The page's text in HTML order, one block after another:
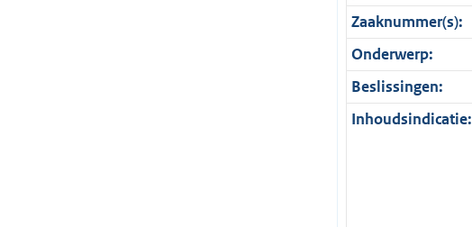
Zaaknummer(s):
Onderwerp:
Beslissingen:
Inhoudsindicatie: